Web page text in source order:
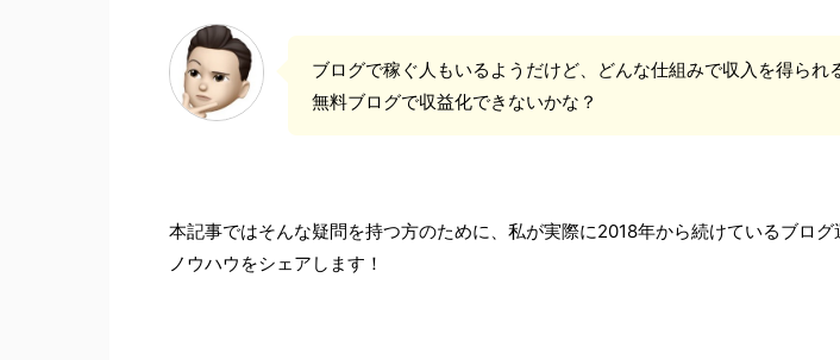
ブログで稼ぐ人もいるようだけど、どんな仕組みで収入を得られ
無料ブログで収益化できないかな？
本記事ではそんな疑問を持つ方のために、私が実際に2018年から続けているブロ
ノウハウをシェアします！